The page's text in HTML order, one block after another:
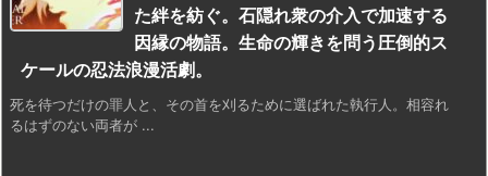
た絆を紡ぐ。石隠れ衆の介入で加速する
因縁の物語。生命の輝きを問う圧倒的ス
ケールの忍法浪漫活劇。
死を待つだけの罪人と、その首を刈るために選ばれた執行人。相容れ
るはずのない両者が ...